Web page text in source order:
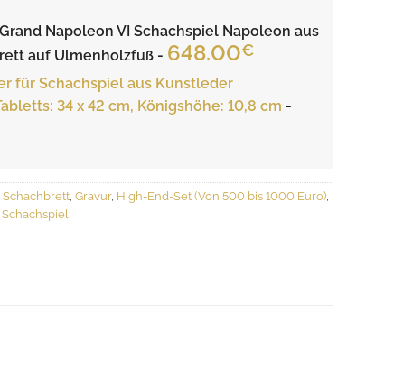
Napoleon VI Schachspiel Napoleon aus
auf Ulmenholzfuß - 648.00€
für Schachspiel aus Kunstleder
34 x 42 cm, Königshöhe: 10,8 cm -
Schachbrett, Gravur, High-End-Set (Von 500 bis 1000 Euro),